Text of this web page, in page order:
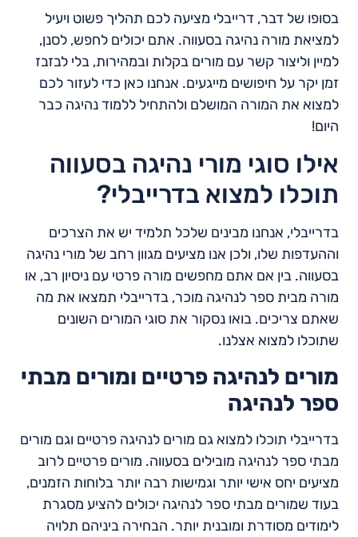
בסופו של דבר, דרייבלי מציעה לכם תהליך פשוט ויעיל
למציאת מורה נהיגה בסעווה. אתם יכולים לחפש, לסנן,
למיין וליצור קשר עם מורים בקלות ובמהירות, בלי לבזבז
זמן יקר על חיפושים מייגעים. אנחנו כאן כדי לעזור לכם
למצוא את המורה המושלם ולהתחיל ללמוד נהיגה כבר
היום!
אילו סוגי מורי נהיגה בסעווה
תוכלו למצוא בדרייבלי?
בדרייבלי, אנחנו מבינים שלכל תלמיד יש את הצרכים
וההעדפות שלו, ולכן אנו מציעים מגוון רחב של מורי נהיגה
בסעווה. בין אם אתם מחפשים מורה פרטי עם ניסיון רב, או
מורה מבית ספר לנהיגה מוכר, בדרייבלי תמצאו את מה
שאתם צריכים. בואו נסקור את סוגי המורים השונים
שתוכלו למצוא אצלנו.
מורים לנהיגה פרטיים ומורים מבתי
ספר לנהיגה
בדרייבלי תוכלו למצוא גם מורים לנהיגה פרטיים וגם מורים
מבתי ספר לנהיגה מובילים בסעווה. מורים פרטיים לרוב
מציעים יחס אישי יותר וגמישות רבה יותר בלוחות הזמנים,
בעוד שמורים מבתי ספר לנהיגה יכולים להציע מסגרת
לימודים מסודרת ומובנית יותר. הבחירה ביניהם תלויה